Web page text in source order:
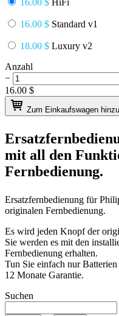
16.00 $ Standard v1
18.00 $ Luxury v2
Anzahl
−
16.00 $
Zum Einkaufswagen
mit all den
Fernbedienung.
Ersatzfernbedienung für
originalen Fernbedienung.
Es wird jeden Knopf der
Sie werden es mit den
Fernbedienung erhalten.
Tun Sie einfach nur
12 Monate Garantie.
Suchen